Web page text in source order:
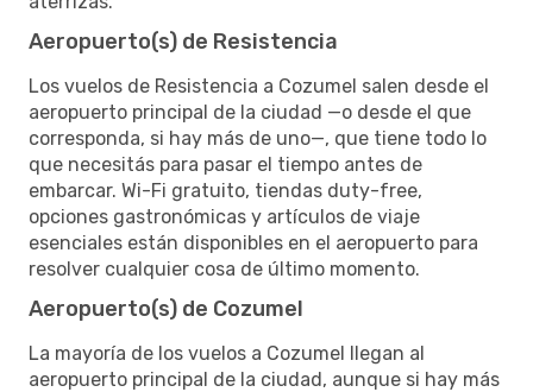
Aeropuerto(s) de Resistencia
Los vuelos de Resistencia a Cozumel salen desde el
aeropuerto principal de la ciudad —o desde el que
corresponda, si hay más de uno—, que tiene todo lo
que necesitás para pasar el tiempo antes de
embarcar. Wi-Fi gratuito, tiendas duty-free,
opciones gastronómicas y artículos de viaje
esenciales están disponibles en el aeropuerto para
resolver cualquier cosa de último momento.
Aeropuerto(s) de Cozumel
La mayoría de los vuelos a Cozumel llegan al
aeropuerto principal de la ciudad, aunque si hay más